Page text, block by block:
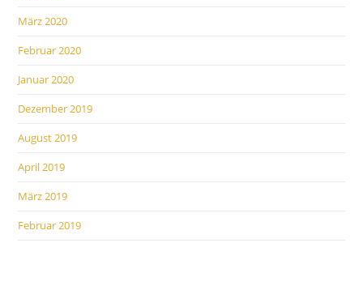
März 2020
Februar 2020
Januar 2020
Dezember 2019
August 2019
April 2019
März 2019
Februar 2019